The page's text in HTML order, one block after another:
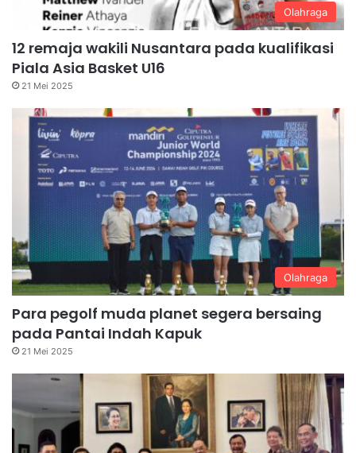
Olahraga
12 remaja wakili Nusantara pada kualifikasi
Piala Asia Basket U16
21 Mei 2025
Olahraga
Para pegolf muda planet segera bersaing
pada Pantai Indah Kapuk
21 Mei 2025